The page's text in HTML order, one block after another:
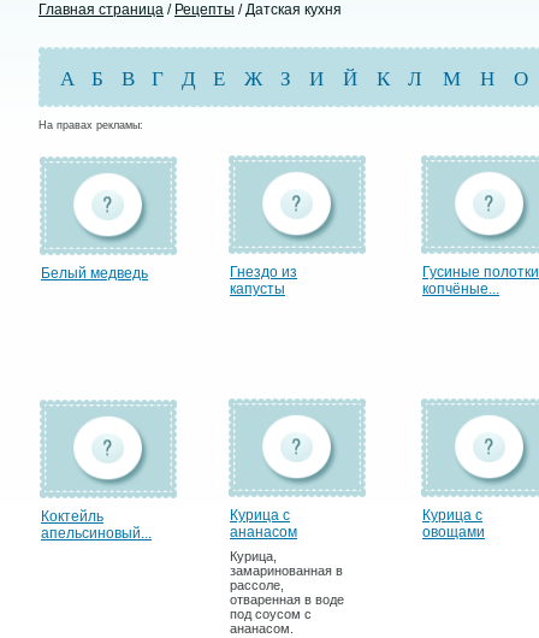
Главная страница / Рецепты / Датская кухня
А Б В Г Д Е Ж З И Й К Л М Н О
На правах рекламы:
Белый медведь
Гнездо из
капусты
Гусиные полотки
копчёные...
Коктейль
апельсиновый...
Курица с
ананасом
Курица,
замаринованная в
рассоле,
отваренная в воде
под соусом с
ананасом.
Курица с
овощами